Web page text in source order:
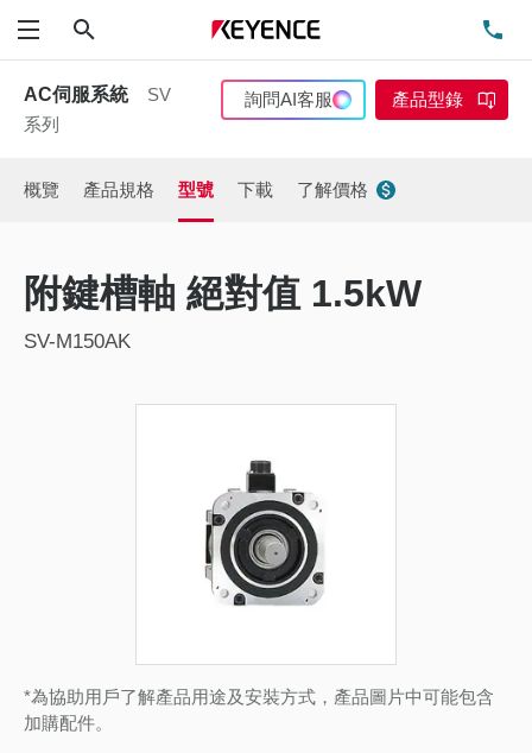
功能表
AC伺服系統
SV
系列
詢問AI客服 產品型錄
概覽 產品規格 型號 下載 了解價格
附鍵槽軸 絕對值 1.5kW
SV-M150AK
*為協助用戶了解產品用途及安裝方式，產品圖片中可能包含
加購配件。